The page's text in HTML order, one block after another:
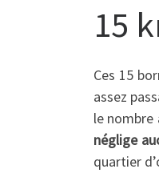
15
Ces 15
assez
le nombre
néglige
quartier